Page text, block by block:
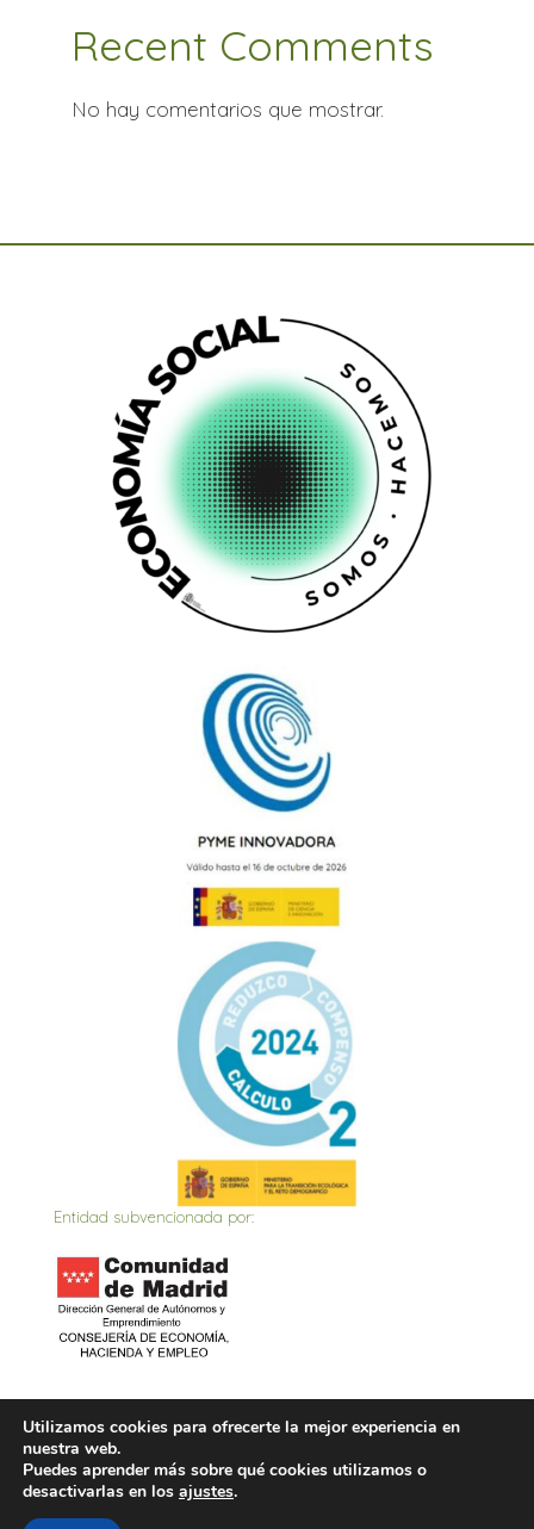
Recent Comments
No hay comentarios que mostrar.
Entidad subvencionada por:
Política de CookiesAviso Legal
Utilizamos cookies para ofrecerte la mejor experiencia en
nuestra web.
Puedes aprender más sobre qué cookies utilizamos o
desactivarlas en los ajustes.